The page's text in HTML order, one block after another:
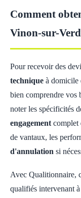
Comment
Vinon-sur-
Pour recevoir des
technique à domicile
bien comprendre vos
noter les spécificités
engagement complet
de vantaux, les
d'annulation si
Avec Qualitionnaire,
qualifiés intervenant